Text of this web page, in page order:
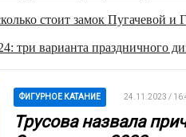
стоит замок Пугачевой и
варианта праздничного
ФИГУРНОЕ КАТАНИЕ 24.11.2023 /
Трусова назвала